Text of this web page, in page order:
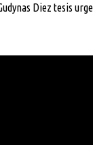
Diez tesis